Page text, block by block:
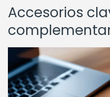
Accesorios